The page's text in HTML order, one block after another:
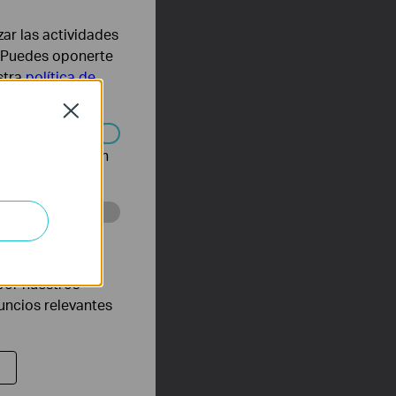
Close
las actividades
oponerte
política de
en
con el fin de
nuestros
relevantes